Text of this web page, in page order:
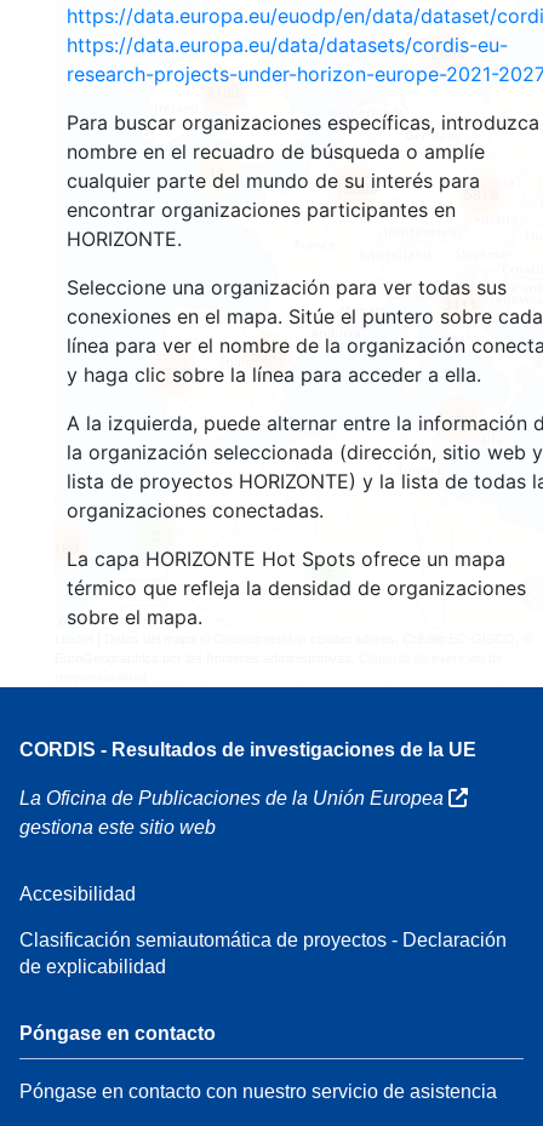
https://data.europa.eu/euodp/en/data/dataset/
https://data.europa.eu/data/datasets/cordis-eu-
research-projects-under-horizon-europe-2021-2027
Para buscar organizaciones específicas, introduzca
nombre en el recuadro de búsqueda o amplíe
cualquier parte del mundo de su interés para
encontrar organizaciones participantes en
HORIZONTE.
Seleccione una organización para ver todas sus
conexiones en el mapa. Sitúe el puntero sobre cada
línea para ver el nombre de la organización
y haga clic sobre la línea para acceder a ella.
A la izquierda, puede alternar entre la información
la organización seleccionada (dirección, sitio web y
lista de proyectos HORIZONTE) y la lista de todas
organizaciones conectadas.
La capa HORIZONTE Hot Spots ofrece un mapa
térmico que refleja la densidad de organizaciones
sobre el mapa.
7
160
12
2664
5819
482
1780
19396
5991
CORDIS - Resultados de investigaciones de la UE
La Oficina de Publicaciones de la Unión Europea
gestiona este sitio web
Accesibilidad
Clasificación semiautomática de proyectos - Declaración
de explicabilidad
Póngase en contacto
Póngase en contacto con nuestro servicio de asistencia